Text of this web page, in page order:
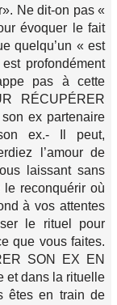
Ne dit-on pas «
évoquer le fait
quelqu’un « est
profondément
pas à cette
RÉCUPÉRER
ex partenaire
ex.- Il peut,
l’amour de
laissant sans
reconquérir où
à vos attentes
le rituel pour
que vous faites.
SON EX EN
et dans la rituelle
êtes en train de